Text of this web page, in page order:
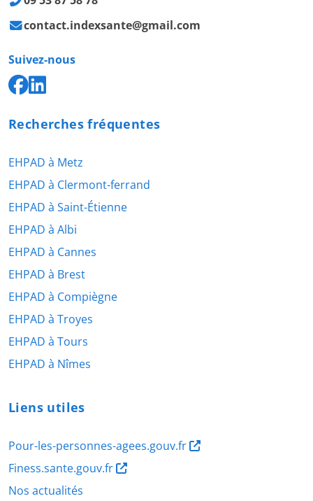
contact.indexsante@gmail.com
Suivez-nous
Recherches fréquentes
EHPAD à Metz
EHPAD à Clermont-ferrand
EHPAD à Saint-Étienne
EHPAD à Albi
EHPAD à Cannes
EHPAD à Brest
EHPAD à Compiègne
EHPAD à Troyes
EHPAD à Tours
EHPAD à Nîmes
Liens utiles
Pour-les-personnes-agees.gouv.fr
Finess.sante.gouv.fr
Nos actualités